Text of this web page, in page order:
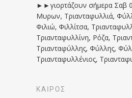
►►γιορτάζουν σήμερα Σαβ
Μυρων, Τριανταφυλλιά,
Φιλιώ, Φιλλίτσα,
Τριανταφυλλίνη, Ρόζα,
Τριανταφύλλης, Φύλλης,
Τριανταφυλλένιος,
ΚΑΙΡΟΣ